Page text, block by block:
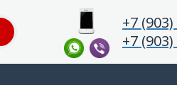
+7 (903)
+7 (903)